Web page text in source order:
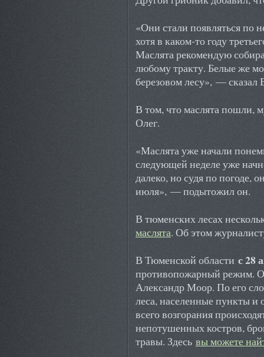
«Они стали появляться по
хотя в каком-то году
Маслята рекомендую
любому тракту. Белые же
березовом лесу», — сказал
В том, что маслята пошли,
Олег.
«Маслята уже начали
следующей неделе уже
далеко, но судя по погоде,
июля», — подытожил он.
В тюменских лесах
маслята. Об этом
В Тюменской области с 28
противопожарный режим.
Александр Моор. По его
леса, населенные пункты
всего возгорания
непотушенных костров,
травы. Здесь вы можете